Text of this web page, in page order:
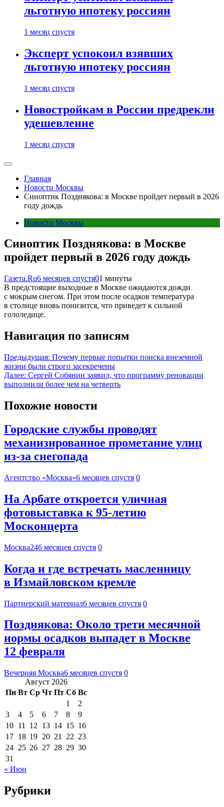
льготную ипотеку россиян
1 месяц спустя
Эксперт успокоил взявших
льготную ипотеку россиян
1 месяц спустя
Новостройкам в России предрекли
удешевление
1 месяц спустя
Главная
Новости Москвы
Синоптик Позднякова: в Москве пройдет первый в 2026
году дождь
Новости Москвы
Синоптик Позднякова: в Москве
пройдет первый в 2026 году дождь
Газета.Ru6 месяцев спустя01 минуты
В предстоящие выходные в Москве ожидаются дожди
с мокрым снегом. При этом после осадков температура
в столице вновь понизится, что приведет к сильной
гололедице.
Навигация по записям
Предыдущая: Почему первые попытки поиска внеземной
жизни были строго засекречены
Далее: Сергей Собянин заявил, что программу реновации
выполнили более чем на четверть
Похожие новости
Городские службы проводят
механизированное прометание улиц
из-за снегопада
Агентство «Москва»6 месяцев спустя 0
На Арбате откроется уличная
фотовыставка к 95-летию
Москонцерта
Москва246 месяцев спустя 0
Когда и где встречать масленницу
в Измайловском кремле
Партнерский материал6 месяцев спустя 0
Позднякова: Около трети месячной
нормы осадков выпадет в Москве
12 февраля
Вечерняя Москва6 месяцев спустя 0
Август 2026
Пн Вт Ср Чт Пт Сб Вс
1
2
3
4 5 6 7 8
9
10 11 12 13 14 15 16
17 18 19 20 21 22 23
24 25 26 27 28 29 30
31
« Июн
Рубрики